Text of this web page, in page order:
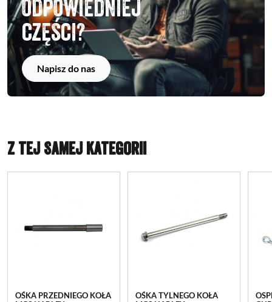
odpowiedniej
części?
Napisz do nas
Z TEJ SAMEJ KATEGORII
OŚKA PRZEDNIEGO KOŁA
OŚKA TYLNEGO KOŁA